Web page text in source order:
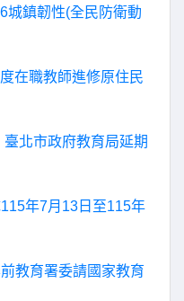
城鎮韌性(全民防衛動
在職教師進修原住民
北市政府教育局延期
年7月13日至115年
教育署委請國家教育